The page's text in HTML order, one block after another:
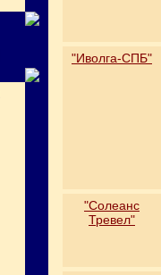
"Иволга-СПБ"
"Солеанс
Тревел"